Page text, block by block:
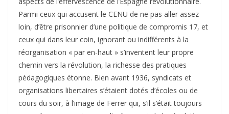
Parmi ceux qui accusent le CENU de ne pas aller assez
loin, d’être prisonnier d’une politique de compromis 17, et
ceux qui dans leur coin, ignorant ou indifférents à la
réorganisation « par en-haut » s’inventent leur propre
chemin vers la révolution, la richesse des pratiques
pédagogiques étonne. Bien avant 1936, syndicats et
organisations libertaires s’étaient dotés d’écoles ou de
cours du soir, à l’image de Ferrer qui, s’il s’était toujours